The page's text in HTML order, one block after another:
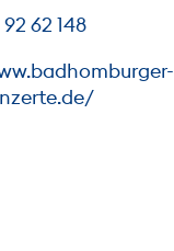
92 62 148